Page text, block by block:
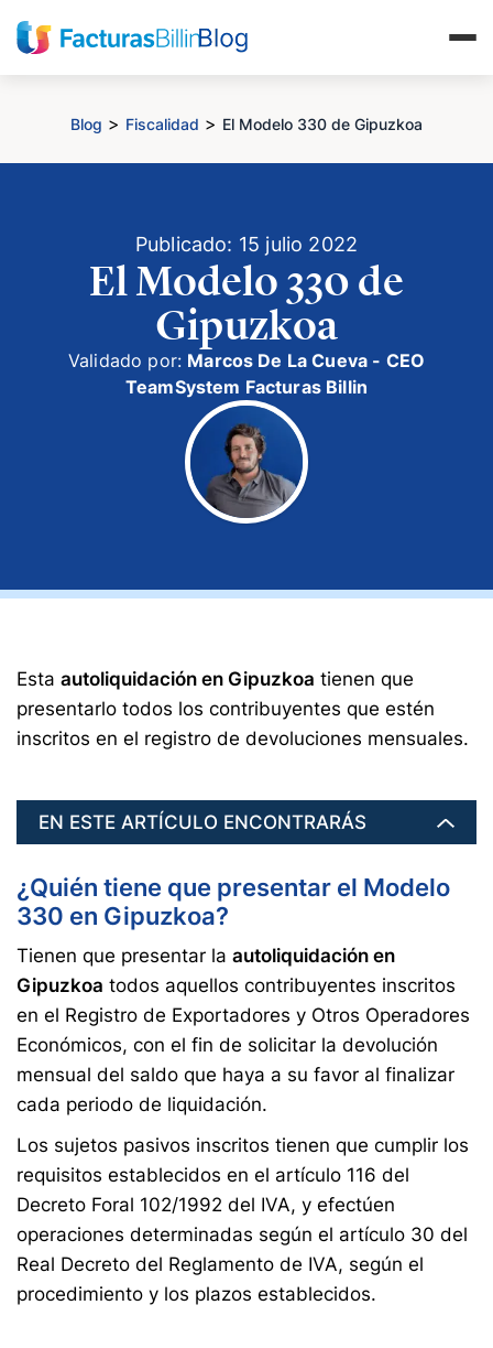
Blog > Fiscalidad > El Modelo 330 de Gipuzkoa
Publicado: 15 julio 2022
El Modelo 330 de
Gipuzkoa
Validado por: Marcos De La Cueva - CEO
TeamSystem Facturas Billin
Esta autoliquidación en Gipuzkoa tienen que
presentarlo todos los contribuyentes que estén
inscritos en el registro de devoluciones mensuales.
EN ESTE ARTÍCULO ENCONTRARÁS
¿Quién tiene que presentar el Modelo
330 en Gipuzkoa?
Tienen que presentar la autoliquidación en
Gipuzkoa todos aquellos contribuyentes inscritos
en el Registro de Exportadores y Otros Operadores
Económicos, con el fin de solicitar la devolución
mensual del saldo que haya a su favor al finalizar
cada periodo de liquidación.
Los sujetos pasivos inscritos tienen que cumplir los
requisitos establecidos en el artículo 116 del
Decreto Foral 102/1992 del IVA, y efectúen
operaciones determinadas según el artículo 30 del
Real Decreto del Reglamento de IVA, según el
procedimiento y los plazos establecidos.